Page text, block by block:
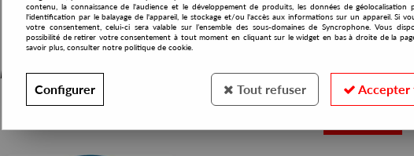
PRESALES EXCLUSIVES
contenu, la connaissance de l'audience et le développement de produits, les données de géolocalisation
l'identification par le balayage de l'appareil, le stockage et/ou l'accès aux informations sur un appareil. Si
votre consentement, celui-ci sera valable sur l’ensemble des sous-domaines de Syncrophone. Vous
possibilité de retirer votre consentement à tout moment en cliquant sur le widget en bas à droite de la
savoir plus, consulter notre politique de cookie.
Configurer Tout refuser Accepter